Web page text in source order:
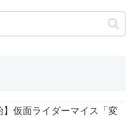
】仮面ライダーマイス「変